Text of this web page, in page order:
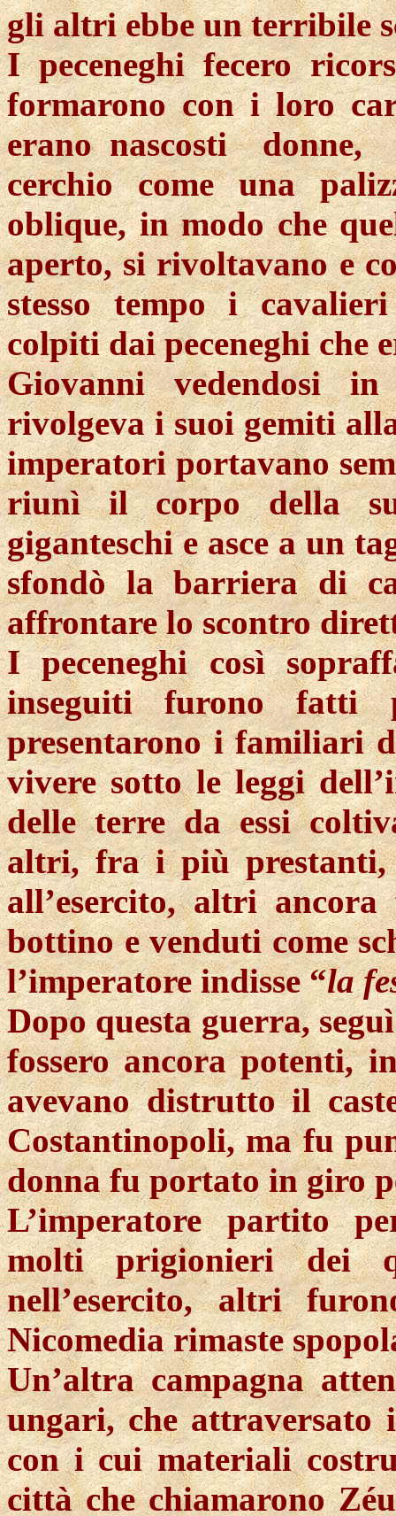
gli altri ebbe un terribile
I peceneghi fecero
formarono con i loro
erano nascosti
donne,
cerchio come una
oblique, in modo che
aperto, si rivoltavano e
stesso tempo i
colpiti dai peceneghi che
Giovanni vedendosi in
rivolgeva i suoi gemiti
imperatori portavano
riunì il corpo della
giganteschi e asce a un
sfondò la barriera di
affrontare lo scontro
I peceneghi così
inseguiti furono fatti
presentarono i familiari
vivere sotto le leggi
delle terre da essi
altri, fra i più prestanti,
all’esercito, altri
bottino e venduti come
l’imperatore indisse “la
Dopo questa guerra,
fossero ancora potenti,
avevano distrutto il
Costantinopoli, ma fu
donna fu portato in giro
L’imperatore partito
molti prigionieri dei
nell’esercito, altri
Nicomediarimaste
Un’altra campagna
ungari, che attraversato
con i cui materiali
città che chiamarono